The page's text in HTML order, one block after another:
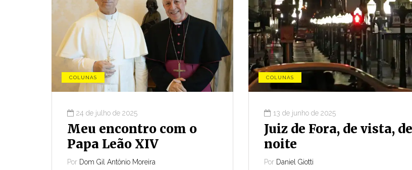
COLUNAS
24 de julho de 2025
Meu encontro com o
Papa Leão XIV
Por Dom Gil Antônio Moreira
COLUNAS
13 de junho de 2025
Juiz de Fora, de vista, de
noite
Por Daniel Giotti